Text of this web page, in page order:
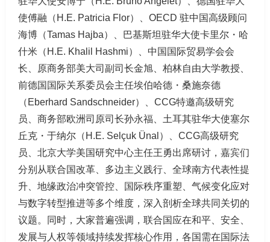
使傅融（H.E. Patricia Flor）、OECD 驻中国高级顾问
海博（Tamas Hajba）、巴基斯坦驻华大使卡里尔・哈
什米（H.E. Khalil Hashmi）、中国国际贸易学会会
长、原商务部美大司副司长金旭、柏林自由大学教授、
前德国国际关系委员会主任埃伯哈德・桑施奈德
（Eberhard Sandschneider）、CCG特邀高级研究
员、商务部欧洲司原司长孙永福、土耳其驻华大使塞尔
丘克・于纳尔（H.E. Selçuk Ünal）、CCG高级研究
员、北京大学美国研究中心主任王勇出席研讨，嘉宾们
分别从联合国改革、多边主义践行、全球南方代表性提
升、地缘政治冲突管控、国际秩序重塑、气候变化应对
与数字转型推进等多个维度，深入剖析全球共同关切的
议题。同时，大家普遍强调，联合国应在和平、安全、
发展与人权等领域持续发挥核心作用，各国需在国际法